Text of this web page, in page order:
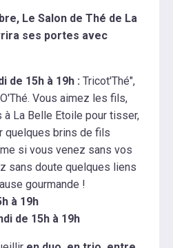
Le Salon de Thé de La
ses portes avec
de 15h à 19h : Tricot'Thé",
Vous aimez les fils,
La Belle Etoile pour tisser,
quelques brins de fils
si vous venez sans vos
sans doute quelques liens
gourmande !
à 19h
de 15h à 19h